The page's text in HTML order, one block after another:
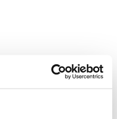
italiani, la